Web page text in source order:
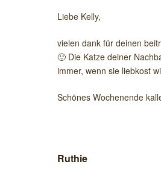
Liebe Kelly,
vielen dank für deinen
🙂 Die Katze deiner
immer, wenn sie liebkost
Schönes Wochenende
Ruthie